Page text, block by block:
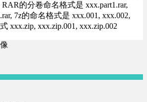
的分卷命名格式是 xxx.part1.rar,
7z的命名格式是 xxx.001, xxx.002,
xxx.zip, xxx.zip.001, xxx.zip.002